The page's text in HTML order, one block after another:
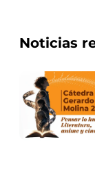
Noticias